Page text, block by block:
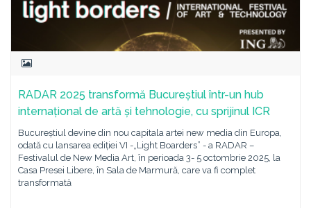
RADAR 2025 transformă Bucureștiul într-un hub
internațional de artă și tehnologie, cu sprijinul ICR
Bucureștiul devine din nou capitala artei new media din Europa,
odată cu lansarea ediției VI -„Light Boarders” - a RADAR –
Festivalul de New Media Art, în perioada 3- 5 octombrie 2025, la
Casa Presei Libere, în Sala de Marmură, care va fi complet
transformată